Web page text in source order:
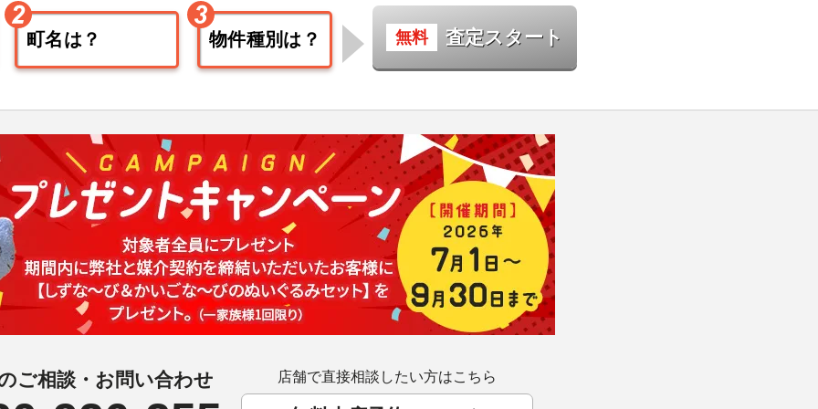
査定スタート
ご相談・お問い合わせ 店舗で直接相談したい方はこちら